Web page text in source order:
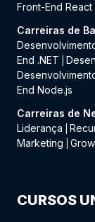
Front-End React
Carreiras de
End .NET
End Node.js
Carreiras de
Liderança
Marketing
CURSOS